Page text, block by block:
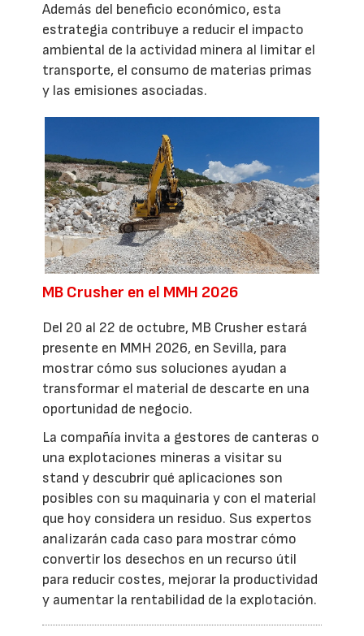
Además del beneficio económico, esta
estrategia contribuye a reducir el impacto
ambiental de la actividad minera al limitar el
transporte, el consumo de materias primas
y las emisiones asociadas.
MB Crusher en el MMH 2026
Del 20 al 22 de octubre, MB Crusher estará
presente en MMH 2026, en Sevilla, para
mostrar cómo sus soluciones ayudan a
transformar el material de descarte en una
oportunidad de negocio.
La compañía invita a gestores de canteras o
una explotaciones mineras a visitar su
stand y descubrir qué aplicaciones son
posibles con su maquinaria y con el material
que hoy considera un residuo. Sus expertos
analizarán cada caso para mostrar cómo
convertir los desechos en un recurso útil
para reducir costes, mejorar la productividad
y aumentar la rentabilidad de la explotación.